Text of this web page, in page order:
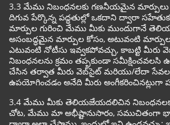
3.3 మేము నిబంధనలకు గణనీయమైన
దిగువ పేర్కొన్న పద్ధతుల్లో ఒకదాని ద్వారా
మార్పుల గురించి మేము మీకు ముందుగానే
అసంబద్ధమైన మార్పుల కోసం, అటువంటి
ఎటువంటి నోటీసు ఇవ్వకపోవచ్చు, కాబట్టి
నిబంధనలను క్రమం తప్పకుండా సమీక్షించవలసి
చేసిన తర్వాత మీరు వెబ్‌సైట్ మరియు/లేదా
ఉపయోగించడం అనేది మీరు అంగీకరించినట్లుగా
3.4 మేము మీకు తెలియజేయదలిచిన
చోట, మేము మా అభీష్టానుసారం, సముచితంగా